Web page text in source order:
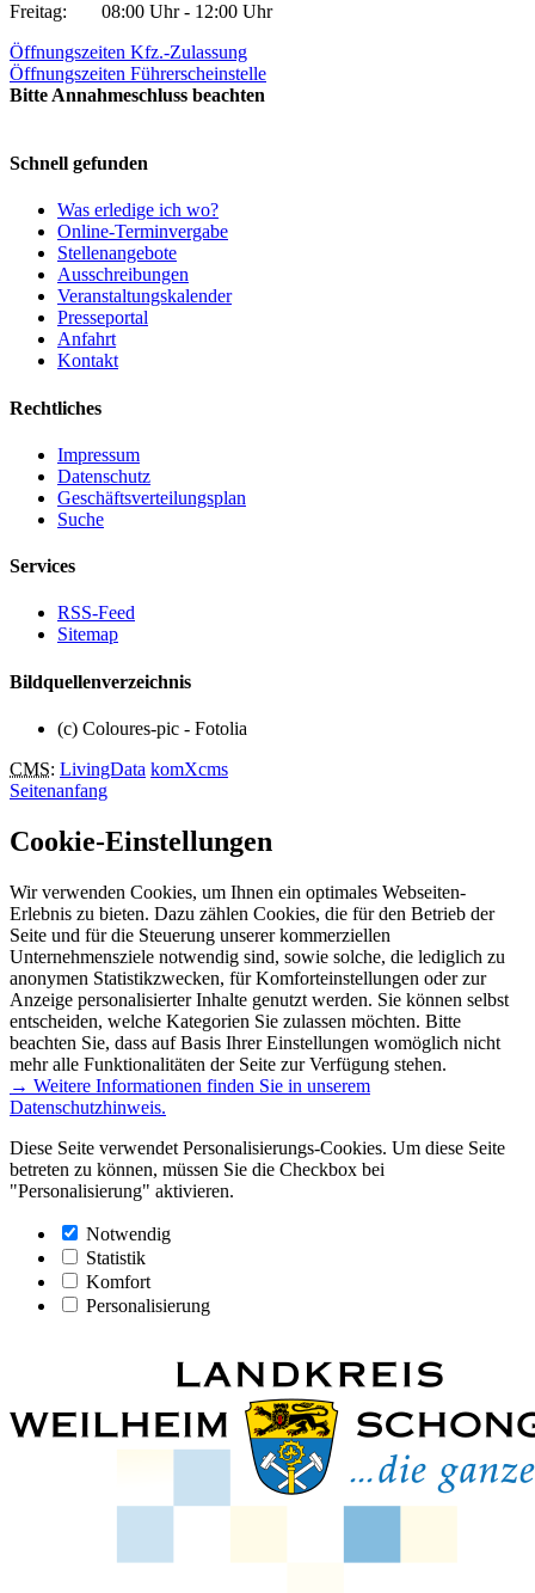
Freitag:
08:00 Uhr - 12:00 Uhr
Öffnungszeiten Kfz.-Zulassung
Öffnungszeiten Führerscheinstelle
Bitte Annahmeschluss beachten
Schnell gefunden
Was erledige ich wo?
Online-Terminvergabe
Stellenangebote
Ausschreibungen
Veranstaltungskalender
Presseportal
Anfahrt
Kontakt
Rechtliches
Impressum
Datenschutz
Geschäftsverteilungsplan
Suche
Services
RSS-Feed
Sitemap
Bildquellenverzeichnis
(c) Coloures-pic - Fotolia
CMS: LivingData komXcms
Seitenanfang
Cookie-Einstellungen
Wir verwenden Cookies, um Ihnen ein optimales Webseiten-
Erlebnis zu bieten. Dazu zählen Cookies, die für den Betrieb der
Seite und für die Steuerung unserer kommerziellen
Unternehmensziele notwendig sind, sowie solche, die lediglich zu
anonymen Statistikzwecken, für Komforteinstellungen oder zur
Anzeige personalisierter Inhalte genutzt werden. Sie können selbst
entscheiden, welche Kategorien Sie zulassen möchten. Bitte
beachten Sie, dass auf Basis Ihrer Einstellungen womöglich nicht
mehr alle Funktionalitäten der Seite zur Verfügung stehen.
→ Weitere Informationen finden Sie in unserem
Datenschutzhinweis.
Diese Seite verwendet Personalisierungs-Cookies. Um diese Seite
betreten zu können, müssen Sie die Checkbox bei
"Personalisierung" aktivieren.
Notwendig
Statistik
Komfort
Personalisierung